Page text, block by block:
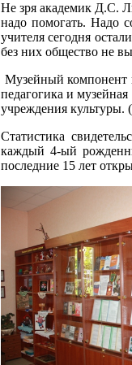
Не зря академик Д.С.
надо помогать. Надо
учителя сегодня
без них общество не
Музейный компонент
педагогика и
учреждения культуры.
Статистика
каждый 4-ый
последние 15 лет